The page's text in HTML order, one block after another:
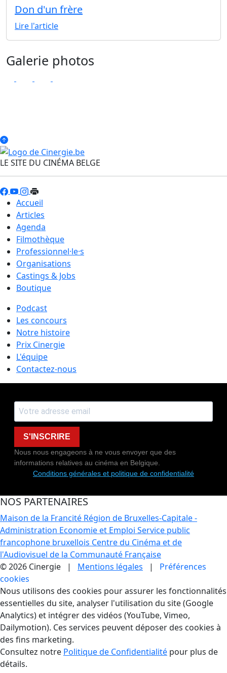
Don d'un frère
Lire l'article
Galerie photos
LE SITE DU CINÉMA BELGE
Accueil
Articles
Agenda
Filmothèque
Professionnel·le·s
Organisations
Castings & Jobs
Boutique
Podcast
Les concours
Notre histoire
Prix Cinergie
L'équipe
Contactez-nous
S'INSCRIRE
Nous nous engageons à ne vous envoyer que des
informations relatives au cinéma en Belgique.
Conditions générales et politique de confidentialité
NOS PARTENAIRES
Maison de la Francité Région de Bruxelles-Capitale -
Administration Economie et Emploi Service public
francophone bruxellois Centre du Cinéma et de
l'Audiovisuel de la Communauté Française
© 2026 Cinergie | Mentions légales | Préférences
cookies
Gestion des Cookies
Nous utilisons des cookies pour assurer les fonctionnalités
essentielles du site, analyser l'utilisation du site (Google
Analytics) et intégrer des vidéos (YouTube, Vimeo,
Dailymotion). Ces services peuvent déposer des cookies à
des fins marketing.
Consultez notre Politique de Confidentialité pour plus de
détails.